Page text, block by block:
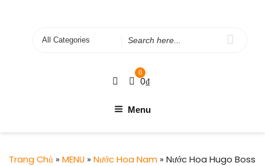
Search
0
0₫
Menu
Trang Chủ » MENU » Nước Hoa Nam » Nước Hoa Hugo Boss